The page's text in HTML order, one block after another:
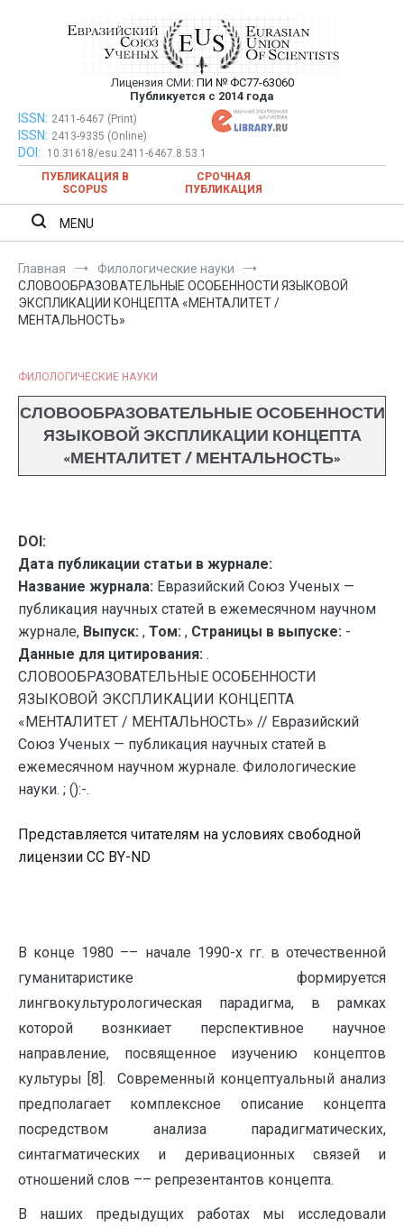
Евразийский Союз Ученых —
публикация научных статей в
ежемесячном научном журнале
Лицензия СМИ: ПИ № ФС77-63060
Публикуется с 2014 года
Евразийский Союз Ученых — публикация научных статей в
ежемесячном научном журнале
ISSN: 2411-6467 (Print)
ISSN: 2413-9335 (Online)
DOI:
10.31618/esu.2411-6467.8.53.1
ПУБЛИКАЦИЯ В
SCOPUS
СРОЧНАЯ
ПУБЛИКАЦИЯ
MENU
Главная
Филологические науки
СЛОВООБРАЗОВАТЕЛЬНЫЕ ОСОБЕННОСТИ ЯЗЫКОВОЙ
ЭКСПЛИКАЦИИ КОНЦЕПТА «МЕНТАЛИТЕТ /
МЕНТАЛЬНОСТЬ»
ФИЛОЛОГИЧЕСКИЕ НАУКИ
СЛОВООБРАЗОВАТЕЛЬНЫЕ ОСОБЕННОСТИ
ЯЗЫКОВОЙ ЭКСПЛИКАЦИИ КОНЦЕПТА
«МЕНТАЛИТЕТ / МЕНТАЛЬНОСТЬ»
DOI:
Дата публикации статьи в журнале:
Название журнала: Евразийский Союз Ученых —
публикация научных статей в ежемесячном научном
журнале, Выпуск: , Том: , Страницы в выпуске: -
Данные для цитирования: .
СЛОВООБРАЗОВАТЕЛЬНЫЕ ОСОБЕННОСТИ
ЯЗЫКОВОЙ ЭКСПЛИКАЦИИ КОНЦЕПТА
«МЕНТАЛИТЕТ / МЕНТАЛЬНОСТЬ» // Евразийский
Союз Ученых — публикация научных статей в
ежемесячном научном журнале. Филологические
науки. ; ():-.
Представляется читателям на условиях свободной
лицензии CC BY-ND
В конце 1980 –– начале 1990-х гг. в отечественной
гуманитаристике формируется
лингвокультурологическая парадигма, в рамках
которой вознкиает перспективное научное
направление, посвященное изучению концептов
культуры [8]. Современный концептуальный анализ
предполагает комплексное описание концепта
посредством анализа парадигматических,
синтагматических и деривационных связей и
отношений слов –– репрезентантов концепта.
В наших предыдущих работах мы исследовали